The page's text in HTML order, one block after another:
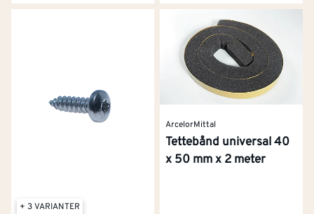
+ 3 VARIANTER
ArcelorMittal
Tettebånd universal 40
x 50 mm x 2 meter